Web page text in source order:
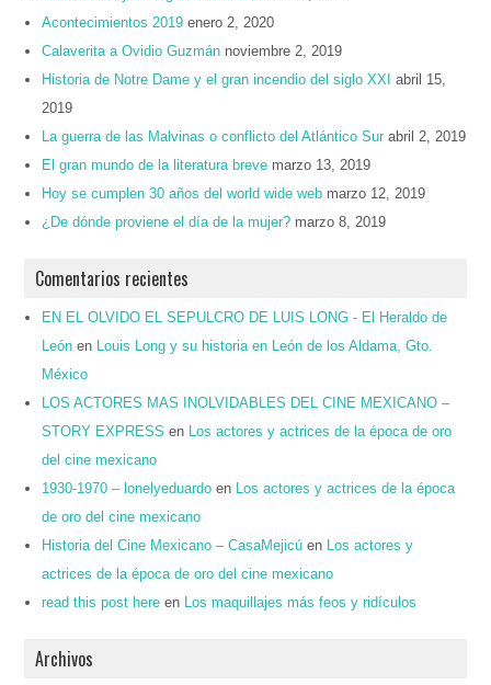
Acontecimientos 2019 enero 2, 2020
Calaverita a Ovidio Guzmán noviembre 2, 2019
Historia de Notre Dame y el gran incendio del siglo XXI
abril 15,
2019
La guerra de las Malvinas o conflicto del Atlántico Sur abril 2, 2019
El gran mundo de la literatura breve marzo 13, 2019
Hoy se cumplen 30 años del world wide web marzo 12, 2019
¿De dónde proviene el día de la mujer? marzo 8, 2019
Comentarios recientes
EN EL OLVIDO EL SEPULCRO DE LUIS LONG - El Heraldo de
León en
Louis Long y su historia en León de los Aldama, Gto.
México
LOS ACTORES MAS INOLVIDABLES DEL CINE MEXICANO –
STORY EXPRESS en
Los actores y actrices de la época de oro
del cine mexicano
1930-1970 – lonelyeduardo en
Los actores y actrices de la época
de oro del cine mexicano
Historia del Cine Mexicano – CasaMejicú en
Los actores y
actrices de la época de oro del cine mexicano
read this post here en Los maquillajes más feos y ridículos
Archivos